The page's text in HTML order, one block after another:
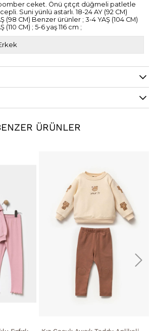
ceket. Önü çıtçıt düğmeli patletle
Suni yünlü astarlı. 18-24 AY (92 CM)
(98 CM) Benzer ürünler ; 3-4 YAŞ (104 CM)
CM) ; 5-6 yaş 116 cm ;
ÜRÜNLER